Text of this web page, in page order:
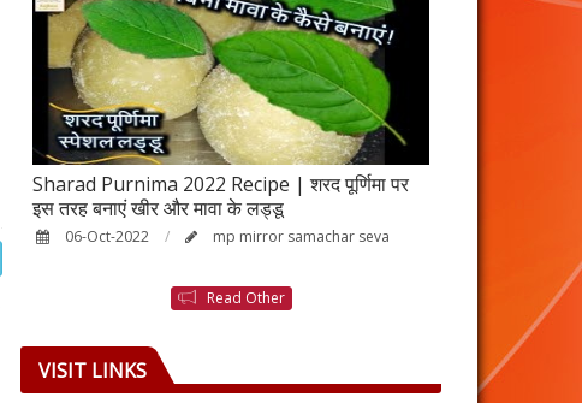
Sharad Purnima 2022 Recipe | शरद पूर्णिमा पर
इस तरह बनाएं खीर और मावा के लड्डू
06-Oct-2022 mp mirror samachar seva
Read Other
VISIT LINKS